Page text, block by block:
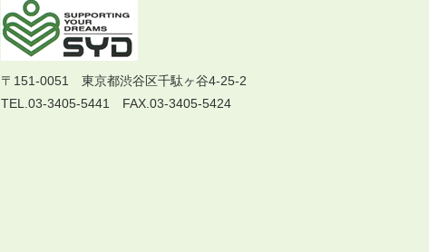
〒151-0051 東京都渋谷区千駄ヶ谷4-25-2
TEL.03-3405-5441 FAX.03-3405-5424